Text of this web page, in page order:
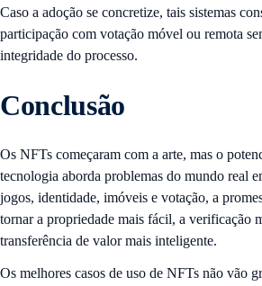
Caso a adoção se concretize, tais sistemas
participação com votação móvel ou remota
integridade do processo.
Conclusão
Os NFTs começaram com a arte, mas o
tecnologia aborda problemas do mundo real
jogos, identidade, imóveis e votação, a
tornar a propriedade mais fácil, a verificação
transferência de valor mais inteligente.
Os melhores casos de uso de NFTs não vão